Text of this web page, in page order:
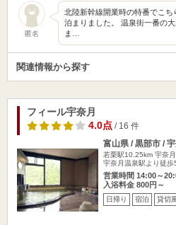
匿名
北陸新幹線開業時の特番でこ
泊まりました。 温泉街一番の
ま…
関連情報から探す
フィール宇奈月
4.0点/ 16 件
富山県 / 黒部市 /
若栗駅10.25km 宇奈
宇奈月温泉駅より徒
営業時間 14:00～
入浴料金 800円～
日帰り 宿泊 貸切